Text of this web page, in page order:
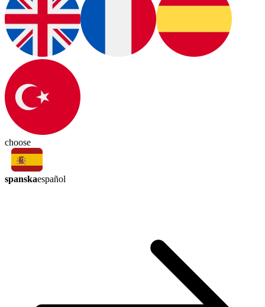
choose
spanskaespañol